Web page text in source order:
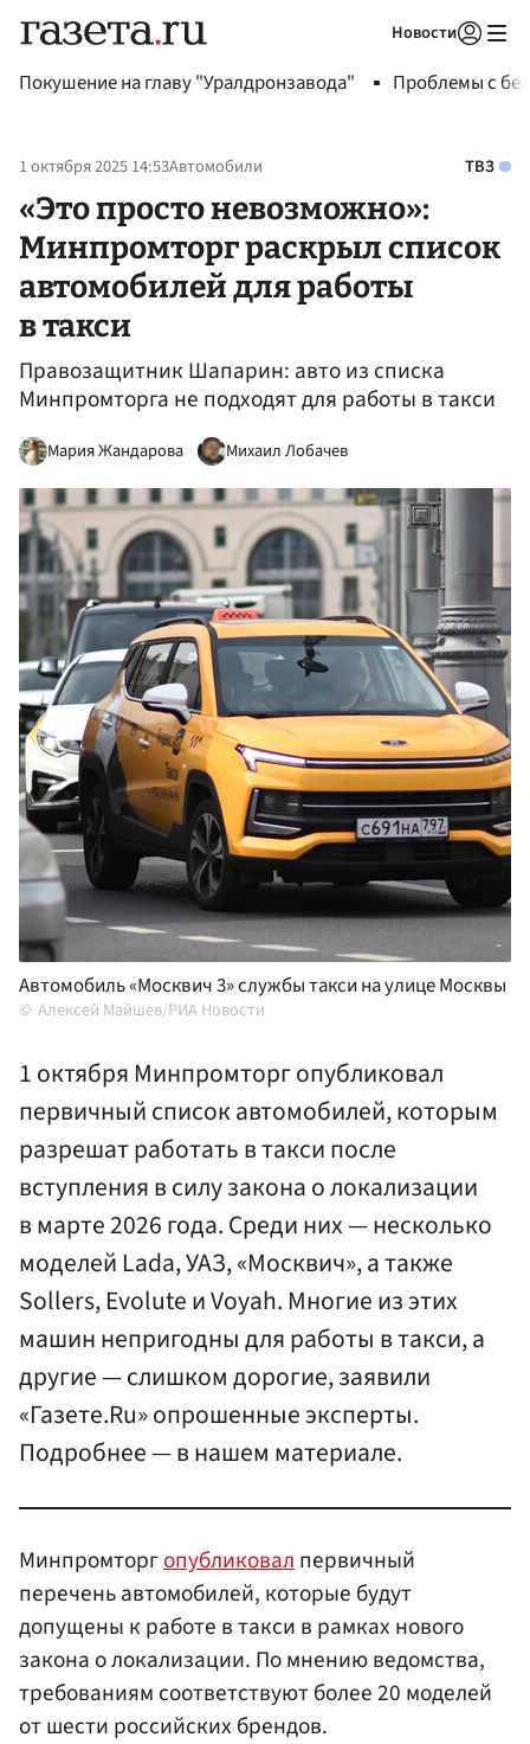
Новости
Покушение на главу "Уралдронзавода" Проблемы с
1 октября 2025 14:53Автомобили ТВЗ
«Это просто невозможно»:
Минпромторг раскрыл список
автомобилей для работы
в такси
Правозащитник Шапарин: авто из списка
Минпромторга не подходят для работы в такси
Мария Жандарова Михаил Лобачев
Автомобиль «Москвич 3» службы такси на улице Москвы
Алексей Майшев/РИА Новости
1 октября Минпромторг опубликовал
первичный список автомобилей, которым
разрешат работать в такси после
вступления в силу закона о локализации
в марте 2026 года. Среди них — несколько
моделей Lada, УАЗ, «Москвич», а также
Sollers, Evolute и Voyah. Многие из этих
машин непригодны для работы в такси, а
другие — слишком дорогие, заявили
«Газете.Ru» опрошенные эксперты.
Подробнее — в нашем материале.
Минпромторгопубликовалпервичный
перечень автомобилей, которые будут
допущены к работе в такси в рамках нового
закона о локализации. По мнению ведомства,
требованиям соответствуют более 20 моделей
от шести российских брендов.